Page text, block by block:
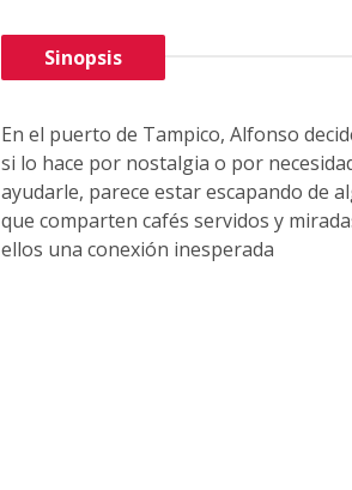
Sinopsis
En el puerto de Tampico, Alfonso
si lo hace por nostalgia o por
ayudarle, parece estar escapando de
que comparten cafés servidos y
ellos una conexión inesperada